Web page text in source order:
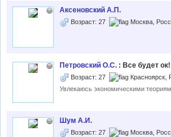
Аксеновский А.П.
Возраст: 27 Москва,
Петровский О.С. : Все будет ок!
Возраст: 27
Красноярск,
Увлекаюсь экономическими
Шум А.И.
Возраст: 27 Москва,